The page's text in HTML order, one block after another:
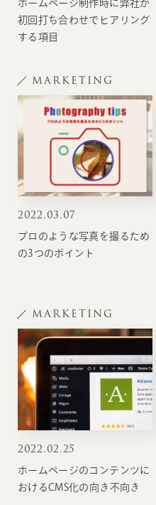
ホームページ制作時に弊社が
初回打ち合わせでヒアリング
する項目
MARKETING
2022.03.07
プロのような写真を撮るため
の3つのポイント
MARKETING
2022.02.25
ホームページのコンテンツに
おけるCMS化の向き不向き